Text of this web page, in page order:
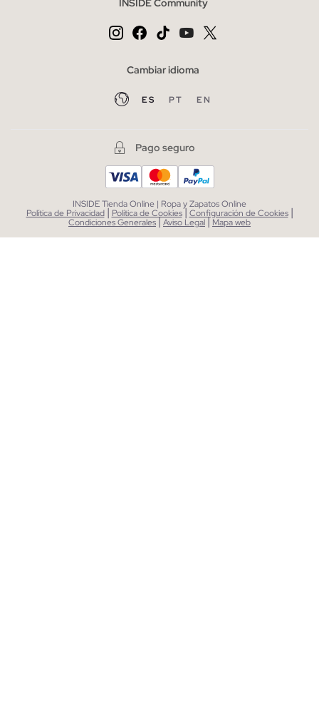
INSIDE Community
Cambiar idioma
ES PT EN
Pago seguro
INSIDE Tienda Online | Ropa y Zapatos Online
Política de Privacidad | Política de Cookies| Configuración de Cookies |
Condiciones Generales|Aviso Legal| Mapa web